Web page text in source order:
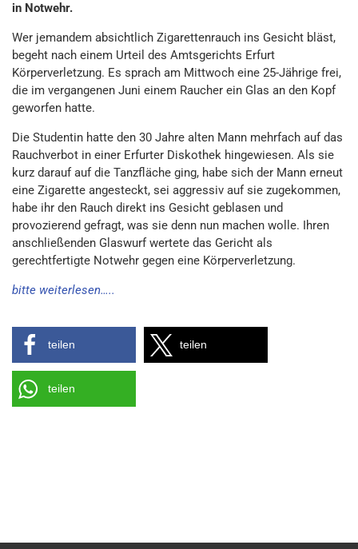
in Notwehr.
Wer jemandem absichtlich Zigarettenrauch ins Gesicht bläst,
begeht nach einem Urteil des Amtsgerichts Erfurt
Körperverletzung. Es sprach am Mittwoch eine 25-Jährige frei,
die im vergangenen Juni einem Raucher ein Glas an den Kopf
geworfen hatte.
Die Studentin hatte den 30 Jahre alten Mann mehrfach auf das
Rauchverbot in einer Erfurter Diskothek hingewiesen. Als sie
kurz darauf auf die Tanzfläche ging, habe sich der Mann erneut
eine Zigarette angesteckt, sei aggressiv auf sie zugekommen,
habe ihr den Rauch direkt ins Gesicht geblasen und
provozierend gefragt, was sie denn nun machen wolle. Ihren
anschließenden Glaswurf wertete das Gericht als
gerechtfertigte Notwehr gegen eine Körperverletzung.
bitte weiterlesen…..
teilen teilen
teilen